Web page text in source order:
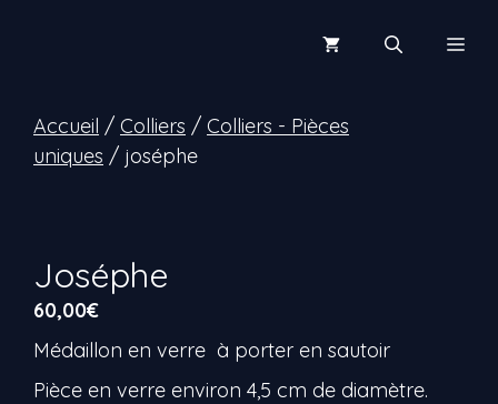
Accueil / Colliers / Colliers - Pièces
uniques / joséphe
Joséphe
60,00€
Médaillon en verre à porter en sautoir
Pièce en verre environ 4,5 cm de diamètre.